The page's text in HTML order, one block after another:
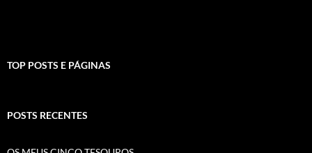
TOP POSTS E PÁGINAS
POSTS RECENTES